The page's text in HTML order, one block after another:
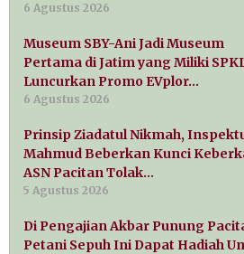
6 Agustus 2026
Museum SBY-Ani Jadi Museum
Pertama di Jatim yang Miliki
Luncurkan Promo EVplor…
6 Agustus 2026
Prinsip Ziadatul Nikmah,
Mahmud Beberkan Kunci
ASN Pacitan Tolak…
5 Agustus 2026
Di Pengajian Akbar Punung
Petani Sepuh Ini Dapat Hadiah